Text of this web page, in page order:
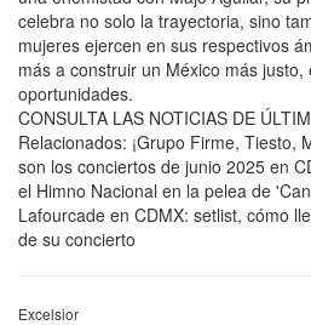
celebra no solo la trayectoria, sino
mujeres ejercen en sus respectivos
más a construir un México más
oportunidades.
CONSULTA LAS NOTICIAS DE
Relacionados: ¡Grupo Firme, Tiesto,
son los conciertos de junio 2025 en
el Himno Nacional en la pelea de
Lafourcade en CDMX: setlist, cómo
de su concierto
Excelsior